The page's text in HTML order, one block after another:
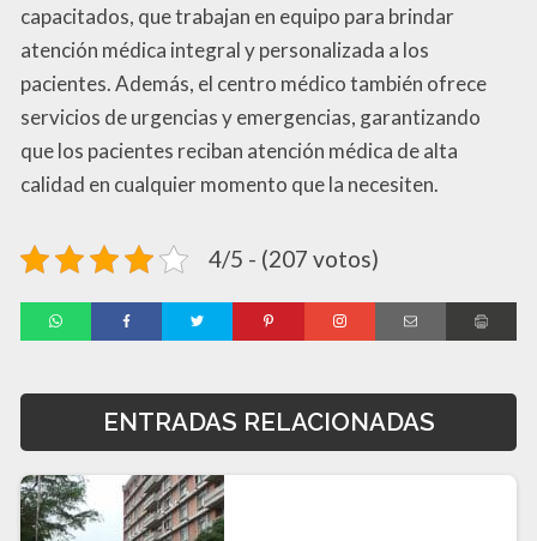
capacitados, que trabajan en equipo para brindar
atención médica integral y personalizada a los
pacientes. Además, el centro médico también ofrece
servicios de urgencias y emergencias, garantizando
que los pacientes reciban atención médica de alta
calidad en cualquier momento que la necesiten.
4/5 - (207 votos)
ENTRADAS RELACIONADAS